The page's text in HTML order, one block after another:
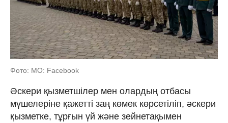
Фото: МО: Facebook
Әскери қызметшілер мен олардың отбасы
мүшелеріне қажетті заң көмек көрсетіліп, әскери
қызметке, тұрғын үй және зейнетақымен